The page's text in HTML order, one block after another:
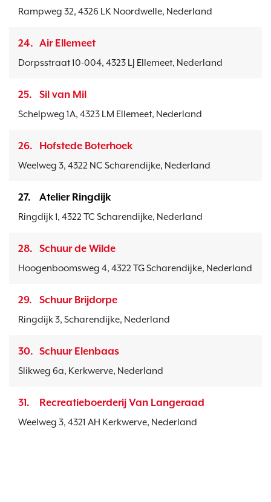
Rampweg 32, 4326 LK Noordwelle, Nederland
24. Air Ellemeet
Dorpsstraat 10-004, 4323 LJ Ellemeet, Nederland
25. Sil van Mil
Schelpweg 1A, 4323 LM Ellemeet, Nederland
26. Hofstede Boterhoek
Weelweg 3, 4322 NC Scharendijke, Nederland
27. Atelier Ringdijk
Ringdijk 1, 4322 TC Scharendijke, Nederland
28. Schuur de Wilde
Hoogenboomsweg 4, 4322 TG Scharendijke, Nederland
29. Schuur Brijdorpe
Ringdijk 3, Scharendijke, Nederland
30. Schuur Elenbaas
Slikweg 6a, Kerkwerve, Nederland
31. Recreatieboerderij Van Langeraad
Weelweg 3, 4321 AH Kerkwerve, Nederland